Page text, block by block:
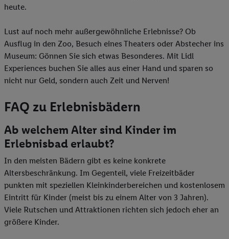
heute.
Lust auf noch mehr außergewöhnliche Erlebnisse? Ob
Ausflug in den Zoo, Besuch eines Theaters oder Abstecher ins
Museum: Gönnen Sie sich etwas Besonderes. Mit Lidl
Experiences buchen Sie alles aus einer Hand und sparen so
nicht nur Geld, sondern auch Zeit und Nerven!
FAQ zu Erlebnisbädern
Ab welchem Alter sind Kinder im
Erlebnisbad erlaubt?
In den meisten Bädern gibt es keine konkrete
Altersbeschränkung. Im Gegenteil, viele Freizeitbäder
punkten mit speziellen Kleinkinderbereichen und kostenlosem
Eintritt für Kinder (meist bis zu einem Alter von 3 Jahren).
Viele Rutschen und Attraktionen richten sich jedoch eher an
größere Kinder.